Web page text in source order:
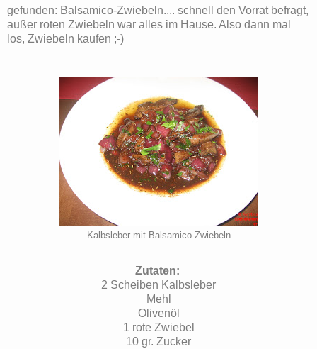
gefunden: Balsamico-Zwiebeln.... schnell den Vorrat befragt,
außer roten Zwiebeln war alles im Hause. Also dann mal
los, Zwiebeln kaufen ;-)
Kalbsleber mit Balsamico-Zwiebeln
Zutaten:
2 Scheiben Kalbsleber
Mehl
Olivenöl
1 rote Zwiebel
10 gr. Zucker